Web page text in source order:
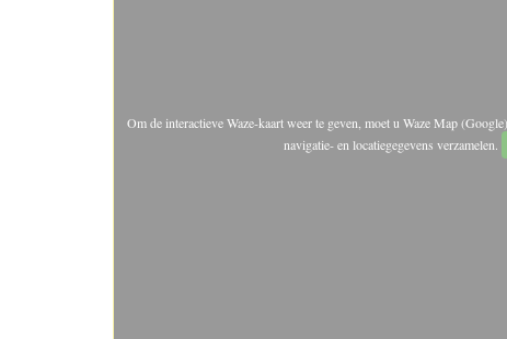
in een nieuw venster))
Om de interactieve Waze-kaart weer te geven, moet u Waze Map
navigatie- en locatiegegevens verzamelen.